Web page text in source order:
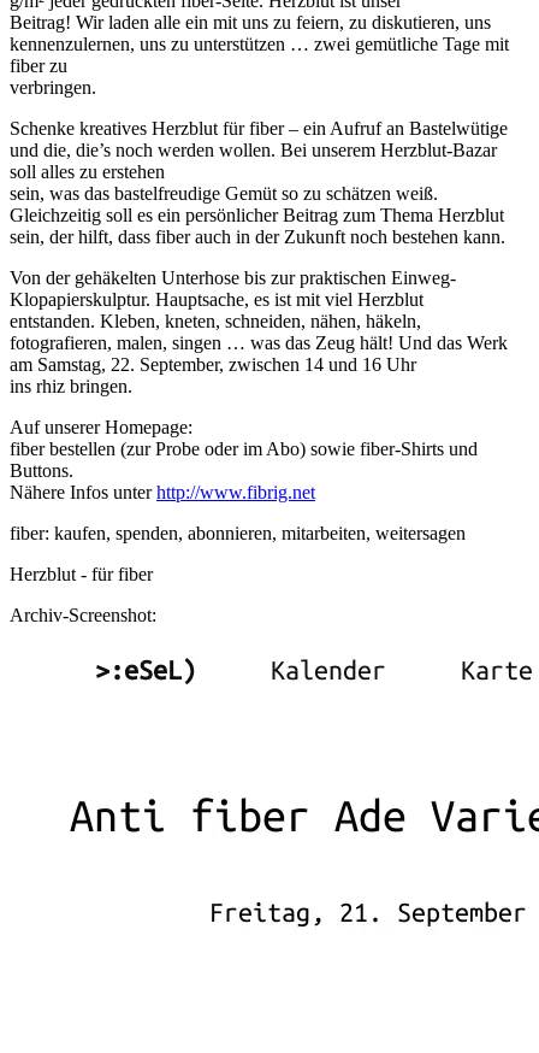
Beitrag! Wir laden alle ein mit uns zu feiern, zu diskutieren, uns
kennenzulernen, uns zu unterstützen … zwei gemütliche Tage mit
fiber zu
verbringen.
Schenke kreatives Herzblut für fiber – ein Aufruf an Bastelwütige
und die, die’s noch werden wollen. Bei unserem Herzblut-Bazar
soll alles zu erstehen
sein, was das bastelfreudige Gemüt so zu schätzen weiß.
Gleichzeitig soll es ein persönlicher Beitrag zum Thema Herzblut
sein, der hilft, dass fiber auch in der Zukunft noch bestehen kann.
Von der gehäkelten Unterhose bis zur praktischen Einweg-
Klopapierskulptur. Hauptsache, es ist mit viel Herzblut
entstanden. Kleben, kneten, schneiden, nähen, häkeln,
fotografieren, malen, singen … was das Zeug hält! Und das Werk
am Samstag, 22. September, zwischen 14 und 16 Uhr
ins rhiz bringen.
Auf unserer Homepage:
fiber bestellen (zur Probe oder im Abo) sowie fiber-Shirts und
Buttons.
Nähere Infos unterhttp://www.fibrig.net
fiber: kaufen, spenden, abonnieren, mitarbeiten, weitersagen
Herzblut - für fiber
Archiv-Screenshot: